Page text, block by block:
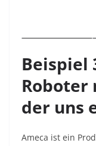
Beispiel
Roboter
der uns
Ameca ist ein